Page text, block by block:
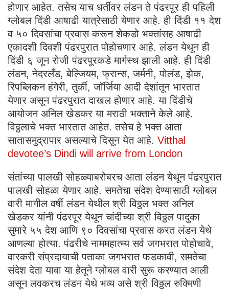
होणार आहेत. तसेच याच धर्तीवर लंडन ते पंढरपूर ही पहिली
ग्लोबल दिंडी आषाढी यात्रेसाठी येणार आहे. ही दिंडी ११ देश
व ५० दिवसांचा प्रवास करून शेकडो भक्तांसह आषाढी
एकादशी दिवशी पंढरपुरात पोहोचणार आहे. लंडन येथून ही
दिंडी ६ जून रोजी पंढरपूरकडे मार्गस्थ झाली आहे. ही दिंडी
लंडन, नेदरलँड, बेल्जियम, फ्रान्स, जर्मनी, पोलंड, झेक,
रिपब्लिकन हंगेरी, तुर्की, जॉर्जिया आदी देशांतून भारतात
येणार असून पंढरपुरात दाखल होणार आहे. या दिंडीचे
आयोजन अनिल खेडकर या मराठी भक्ताने केले आहे.
विठ्ठलाचे भक्त भारतात आहेत. तसेच हे भक्त आता
सातासमुद्रापार असल्याचे दिसून येत आहे. Vitthal
devotee’s Dindi will arrive from London
संतांच्या पालखी सोहळ्याबरोबरच आता लंडन येथून पंढरपुरात
पालखी सोहळा येणार आहे. समतेचा संदेश देण्यासाठी ग्लोबल
वारी मागील वर्षी लंडन येथील श्री विठ्ठल भक्त अनिल
खेडकर यांनी पंढरपूर येथून चांदीच्या श्री विठ्ठल पादुका
सुमारे ५५ देश आणि ९० दिवसांचा प्रवास करत लंडन येथे
आणल्या होत्या. पंढरीचे नाममहात्म्य सर्व जगभरात पोहोचावे,
वारकरी संप्रदायाची पताका जगभरात फडकावी, समतेचा
संदेश देता यावा या हेतूने ग्लोबल वारी सुरू करण्यात आली
असून लवकरच लंडन येथे भव्य असे श्री विठ्ठल रुक्मिणी